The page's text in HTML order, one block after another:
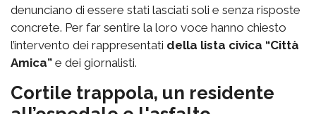
denunciano di essere stati lasciati soli e senza risposte
concrete. Per far sentire la loro voce hanno chiesto
l’intervento dei rappresentati della lista civica “Città
Amica” e dei giornalisti.
Cortile trappola, un residente